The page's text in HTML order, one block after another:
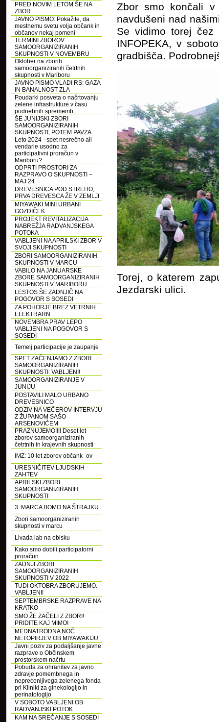
PRED NOVIM LETOM ŠE NA
ZBOR
JAVNO PISMO: Pokažite, da
mestnemu svetu volja občank in
občanov nekaj pomeni
TERMINI ZBOROV
SAMOORGANIZIRANIH
SKUPNOSTI V NOVEMBRU
Oktober na zborih
samoorganiziranih četrtnih
skupnosti v Mariboru
JAVNO PISMO VLADI RS: GAZA
IN BANALNOST ZLA
Poudarki posveta o načrtovanju
zelene infrastrukture v času
podnebnih sprememb
ŠE JUNIJSKI ZBORI
SAMOORGANIZIRANIH
SKUPNOSTI, POTEM PAVZA
Leto 2024 - spet nesrečno ali
vendarle usodno za
participativni proračun v
Mariboru?
ODPRTI PROSTORI ZA
RAZPRAVO O SKUPNOSTI –
MAJ 24
DREVESNICA POD STREHO,
PRVA DREVESCA ŽE V ZEMLJI
MIYAWAKI MINI URBANI
GOZDIČEK
PROJEKT REVITALIZACIJA
NABREŽJA RADVANJSKEGA
POTOKA
VABLJENI NA APRILSKI ZBOR V
SVOJI SKUPNOSTI
ZBORI SAMOORGANIZIRANIH
SKUPNOSTI V MARCU
VABILO NA JANUARSKE
ZBORE SAMOORGANIZIRANIH
SKUPNOSTI V MARIBORU
LESTOS ŠE ZADNJIČ NA
POGOVOR S SOSEDI
ZA POHORJE BREZ VETRNIH
ELEKTRARN
NOVEMBRA PRAV LEPO
VABLJENI NA POGOVOR S
SOSEDI
Temelj participacije je zaupanje
SPET ZAČENJAMO Z ZBORI
SAMOORGANIZIRANIH
SKUPNOSTI. VABLJENI!
SAMOORGANIZIRANJE V
JUNIJU
POSTAVILI MALO URBANO
DREVESNICO
ODZIV NA VEČEROV INTERVJU
Z ŽUPANOM SAŠO
ARSENOVIČEM
PRAZNUJEMO!!!! Deset let
zborov samoorganiziranih
četrtnih in krajevnih skupnosti
IMZ: 10 let zborov občank_ov
URESNIČITEV LJUDSKIH
ZAHTEV
APRILSKI ZBORI
SAMOORGANIZIRANIH
SKUPNOSTI
3. MARCA BOMO NA ŠTRAJKU
Zbori samoorganiziranih
skupnosti v marcu
Livada lab na obisku
Kako smo dobili participatorni
proračun
ZADNJI ZBORI
SAMOORGANIZIRANIH
SKUPNOSTI V 2022
TUDI OKTOBRA ZBORUJEMO.
VABLJENI!
SEPTEMBRSKE RAZPRAVE NA
KRATKO
SMO ŽE ZAČELI Z ZBORI!
PRIDITE KAJ MIMO!
MEDNATRODNA NOČ
NETOPIRJEV OB MIYAWAKIJU
Javni poziv za podaljšanje javne
razprave o Občinskem
prostorskem načrtu
Pobuda za ohranitev za javno
zdravje pomembnega in
neprecenljivega zelenega fonda
pri Kliniki za ginekologijo in
perinatologijo
V SOBOTO VABLJENI OB
RADVANJSKI POTOK
KAM NA SREČANJE S SOSEDI
Zbor smo končali
navdušeni nad
Se vidimo torej
INFOPEKA, v
gradbišča.
Torej, o katerem
Jezdarski ulici.